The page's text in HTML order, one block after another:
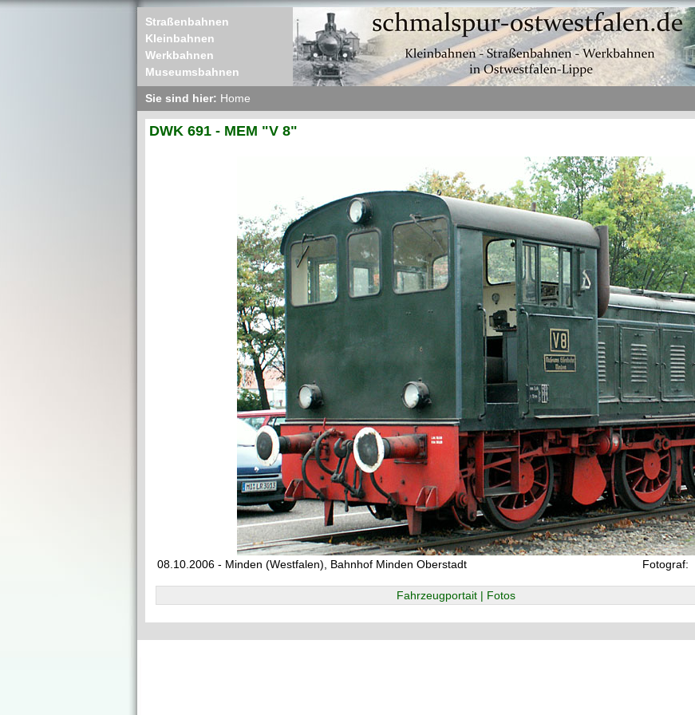
Straßenbahnen
Kleinbahnen
Werkbahnen
Museumsbahnen
Sie sind hier: Home
DWK 691 - MEM "V 8"
08.10.2006 - Minden (Westfalen), Bahnhof Minden Oberstadt Fotograf:
Fahrzeugportait | Fotos